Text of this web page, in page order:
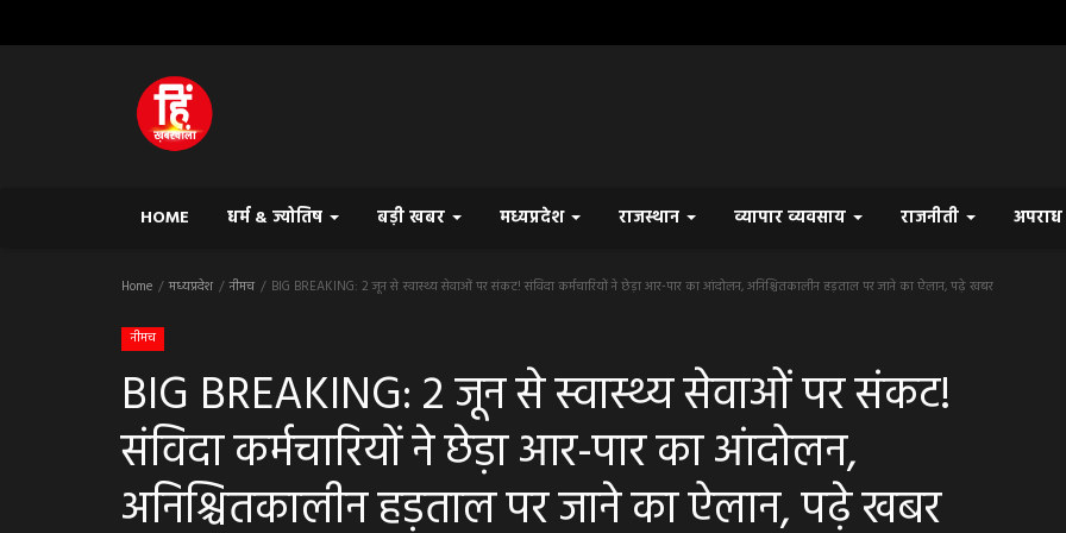
HOME धर्म & ज्योतिष बड़ी खबर मध्यप्रदेश राजस्थान व्यापार व्यवसाय राजनीती अपराध
Home मध्यप्रदेश नीमच BIG BREAKING: 2 जून से स्वास्थ्य सेवाओं पर संकट! संविदा कर्मचारियों ने छेड़ा आर-पार का आंदोलन, अनिश्चितकालीन हड़ताल पर जाने का ऐलान, पढ़े खबर
नीमच
BIG BREAKING: 2 जून से स्वास्थ्य सेवाओं पर संकट!
संविदा कर्मचारियों ने छेड़ा आर-पार का आंदोलन,
अनिश्चितकालीन हड़ताल पर जाने का ऐलान, पढ़े खबर